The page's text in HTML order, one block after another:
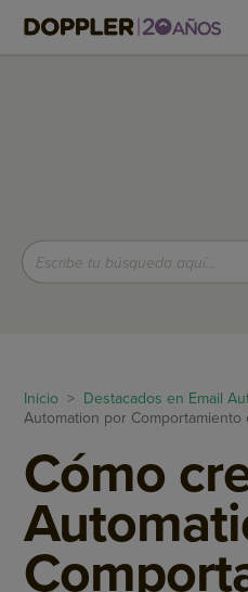
Inicio > Destacados en Email
Automation por Comportamiento
Cómo